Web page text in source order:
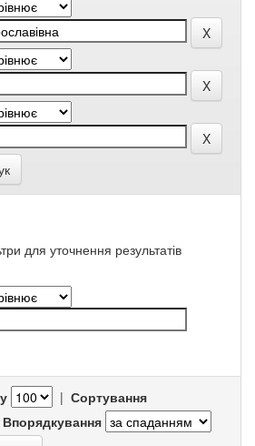
для уточнення результатів
| Сортування
Впорядкування